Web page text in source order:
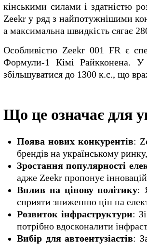
кінськими силами і здатністю
Zeekr у ряд з найпотужнішими
а максимальна швидкість сягає
Особливістю Zeekr 001 FR є
Формули-1 Кімі Райкконена. У
збільшуватися до 1300 к.с., що
Що це означає для
Поява нових конкурентів:
брендів на українському
Зростання популярності
адже Zeekr пропонує
Вплив на цінову політику:
сприяти зниженню цін на
Розвиток інфраструктури:
потрібно вдосконалити
Вибір для автоентузіастів: